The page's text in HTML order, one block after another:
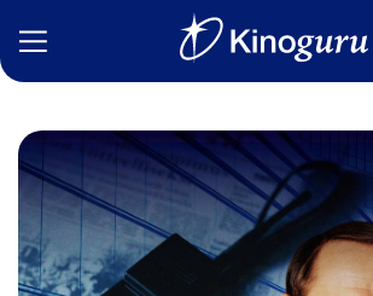
Фильмы
Статьи
Сериалы